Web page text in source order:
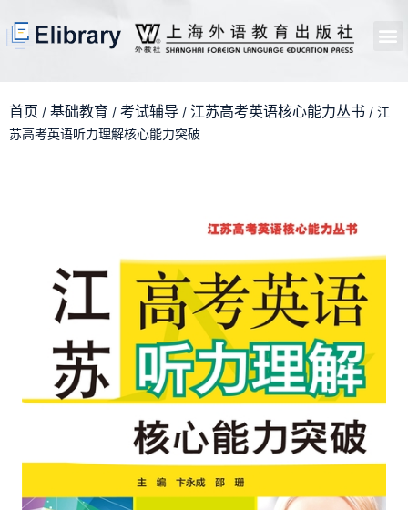
首页 / 基础教育 / 考试辅导 / 江苏高考英语核心能力丛书 / 江
苏高考英语听力理解核心能力突破